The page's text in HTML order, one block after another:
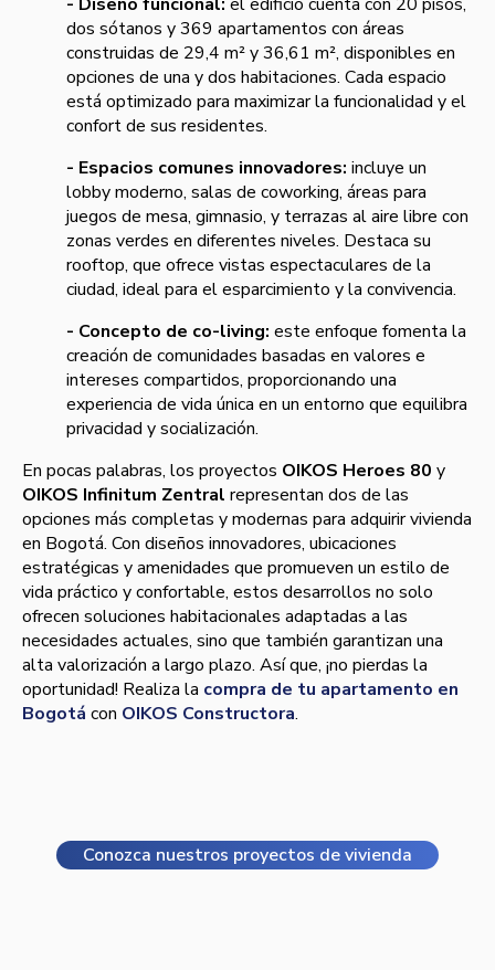
- Diseño funcional: el edificio cuenta con 20 pisos,
dos sótanos y 369 apartamentos con áreas
construidas de 29,4 m² y 36,61 m², disponibles en
opciones de una y dos habitaciones. Cada espacio
está optimizado para maximizar la funcionalidad y el
confort de sus residentes.
- Espacios comunes innovadores: incluye un
lobby moderno, salas de coworking, áreas para
juegos de mesa, gimnasio, y terrazas al aire libre con
zonas verdes en diferentes niveles. Destaca su
rooftop, que ofrece vistas espectaculares de la
ciudad, ideal para el esparcimiento y la convivencia.
- Concepto de co-living: este enfoque fomenta la
creación de comunidades basadas en valores e
intereses compartidos, proporcionando una
experiencia de vida única en un entorno que equilibra
privacidad y socialización.
En pocas palabras, los proyectos OIKOS Heroes 80 y
OIKOS Infinitum Zentral representan dos de las
opciones más completas y modernas para adquirir vivienda
en Bogotá. Con diseños innovadores, ubicaciones
estratégicas y amenidades que promueven un estilo de
vida práctico y confortable, estos desarrollos no solo
ofrecen soluciones habitacionales adaptadas a las
necesidades actuales, sino que también garantizan una
alta valorización a largo plazo. Así que, ¡no pierdas la
oportunidad! Realiza la compra de tu apartamento en
Bogotá con OIKOS Constructora.
Conozca nuestros proyectos de vivienda